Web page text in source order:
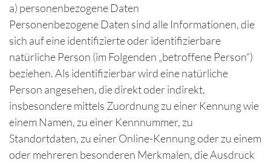
a) personenbezogene Daten
Personenbezogene Daten sind alle Informationen, die
sich auf eine identifizierte oder identifizierbare
natürliche Person (im Folgenden „betroffene Person“)
beziehen. Als identifizierbar wird eine natürliche
Person angesehen, die direkt oder indirekt,
insbesondere mittels Zuordnung zu einer Kennung wie
einem Namen, zu einer Kennnummer, zu
Standortdaten, zu einer Online-Kennung oder zu einem
oder mehreren besonderen Merkmalen, die Ausdruck